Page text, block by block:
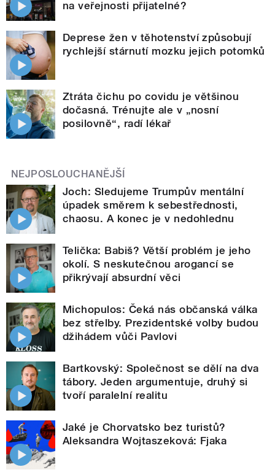
na veřejnosti přijatelné?
Deprese žen v těhotenství způsobují
rychlejší stárnutí mozku jejich potomků
Ztráta čichu po covidu je většinou
dočasná. Trénujte ale v „nosní
posilovně“, radí lékař
NEJPOSLOUCHANĚJŠÍ
Joch: Sledujeme Trumpův mentální
úpadek směrem k sebestřednosti,
chaosu. A konec je v nedohlednu
Telička: Babiš? Větší problém je jeho
okolí. S neskutečnou arogancí se
přikrývají absurdní věci
Michopulos: Čeká nás občanská válka
bez střelby. Prezidentské volby budou
džihádem vůči Pavlovi
Bartkovský: Společnost se dělí na dva
tábory. Jeden argumentuje, druhý si
tvoří paralelní realitu
Jaké je Chorvatsko bez turistů?
Aleksandra Wojtaszeková: Fjaka